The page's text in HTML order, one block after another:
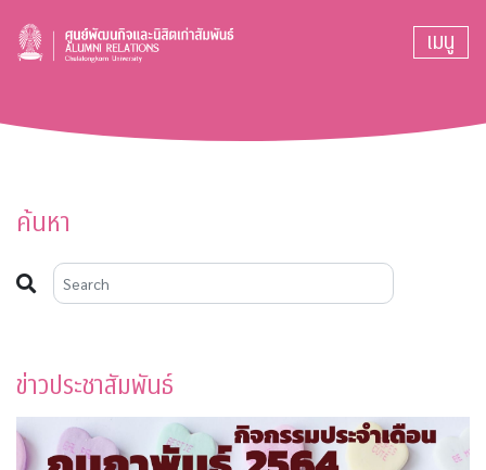
เมนู
ค้นหา
ข่าวประชาสัมพันธ์